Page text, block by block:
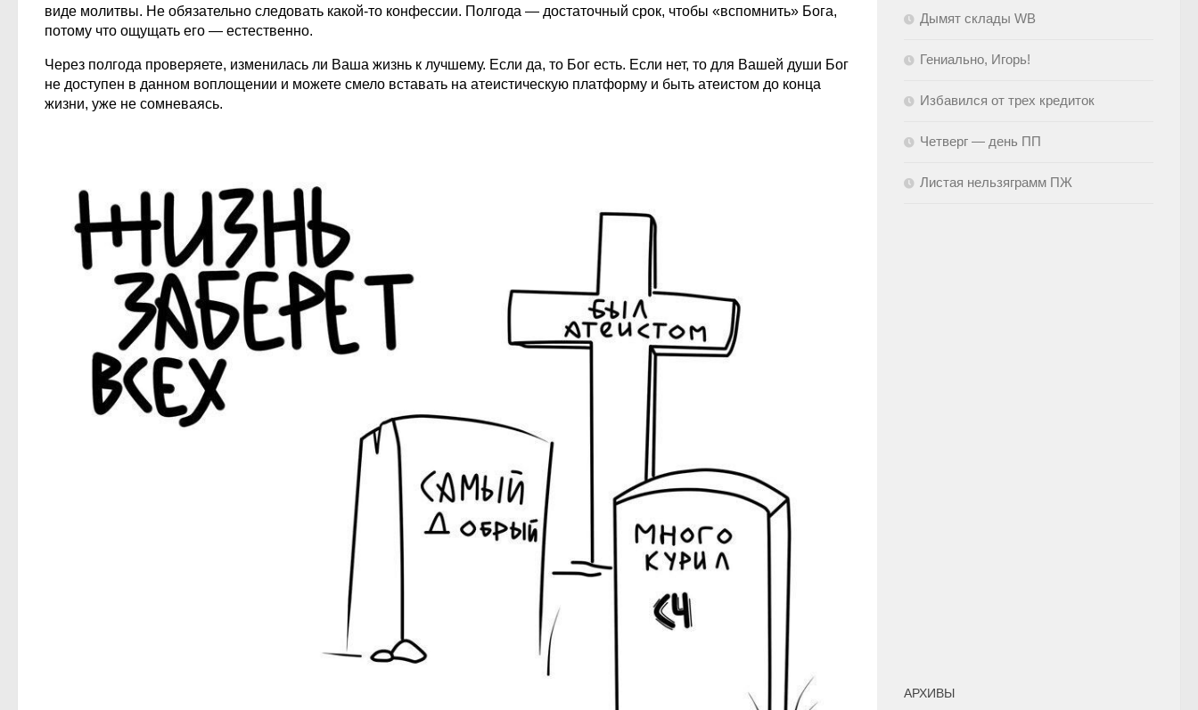
виде молитвы. Не обязательно следовать какой-то конфессии. Полгода — достаточный срок, чтобы «вспомнить» Бога,
потому что ощущать его — естественно.
Через полгода проверяете, изменилась ли Ваша жизнь к лучшему. Если да, то Бог есть. Если нет, то для Вашей души Бог
не доступен в данном воплощении и можете смело вставать на атеистическую платформу и быть атеистом до конца
жизни, уже не сомневаясь.
Дымят склады WB
Гениально, Игорь!
Избавился от трех кредиток
Четверг — день ПП
Листая нельзяграмм ПЖ
АРХИВЫ